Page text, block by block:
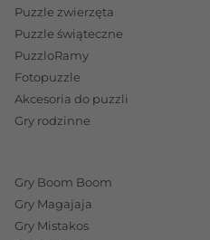
Puzzle zwierzęta
Puzzle świąteczne
PuzzloRamy
Fotopuzzle
Akcesoria do puzzli
Gry rodzinne
Gry Boom Boom
Gry Magajaja
Gry Mistakos